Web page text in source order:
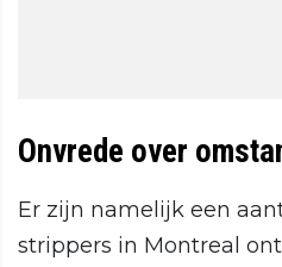
Onvrede over
Er zijn namelijk een
strippers in Montreal